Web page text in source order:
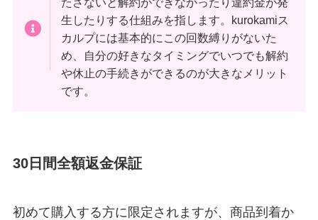
生したりする仕組みを指します。kurokamiス
カルプには基本的にこの回数縛りがないた
め、自分の好きなタイミングでいつでも解約
や休止の手続きができるのが大きなメリット
です。
30日間全額返金保証
初めて購入する方に限定されますが、商品到着か